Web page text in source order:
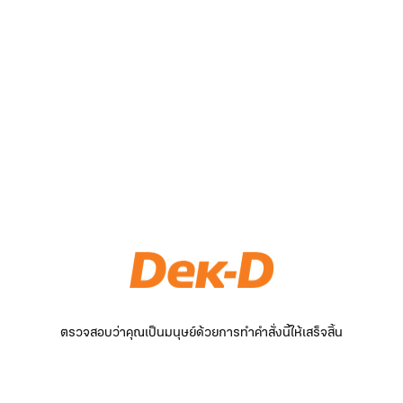
ตรวจสอบว่าคุณเป็นมนุษย์ด้วยการทำคำสั่งนี้ให้เสร็จสิ้น